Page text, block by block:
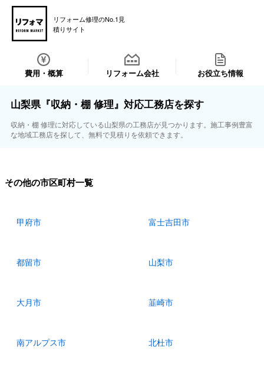
リフォーム修理のNo.1見
積りサイト
費用・概算 リフォーム会社 お役立ち情報
山梨県『収納・棚 修理』対応工務店を探す
収納・棚 修理に対応している山梨県の工務店が見つかります。施工事例豊富
な地域工務店を探して、無料で見積りを依頼できます。
その他の市区町村一覧
甲府市 富士吉田市
都留市 山梨市
大月市 韮崎市
南アルプス市 北杜市